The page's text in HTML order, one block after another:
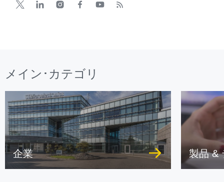
メイン･カテゴリ
企業 製品 &